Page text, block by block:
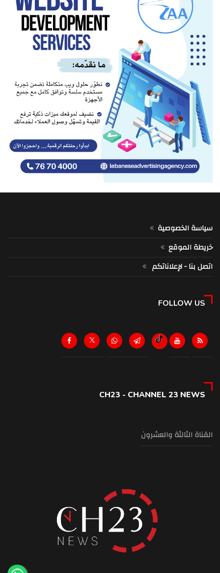
سياسة الخصوصية
خريطة الموقع
اتصل بنا - لإعلاناتكم
FOLLOW US
CH23 - CHANNEL 23 NEWS
القناة الثالثة والعشرون